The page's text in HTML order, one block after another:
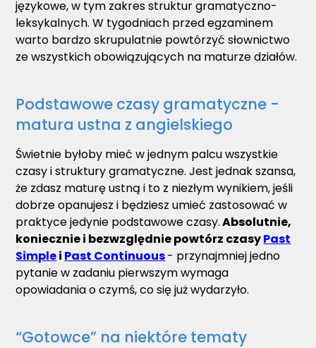
językowe, w tym zakres struktur gramatyczno-
leksykalnych. W tygodniach przed egzaminem
warto bardzo skrupulatnie powtórzyć słownictwo
ze wszystkich obowiązujących na maturze działów.
Podstawowe czasy gramatyczne -
matura ustna z angielskiego
Świetnie byłoby mieć w jednym palcu wszystkie
czasy i struktury gramatyczne. Jest jednak szansa,
że zdasz maturę ustną i to z niezłym wynikiem, jeśli
dobrze opanujesz i będziesz umieć zastosować w
praktyce jedynie podstawowe czasy.Absolutnie,
koniecznie i bezwzględnie powtórz czasyPast
Simplei Past Continuous- przynajmniej jedno
pytanie w zadaniu pierwszym wymaga
opowiadania o czymś, co się już wydarzyło.
“Gotowce” na niektóre tematy